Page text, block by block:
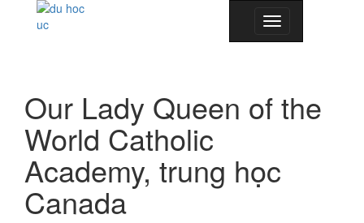
Toggle
navigation
Our Lady Queen of the
World Catholic
Academy, trung học
Canada